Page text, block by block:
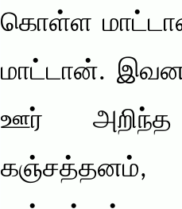
கொள்ள
மாட்டான்.
ஊர்